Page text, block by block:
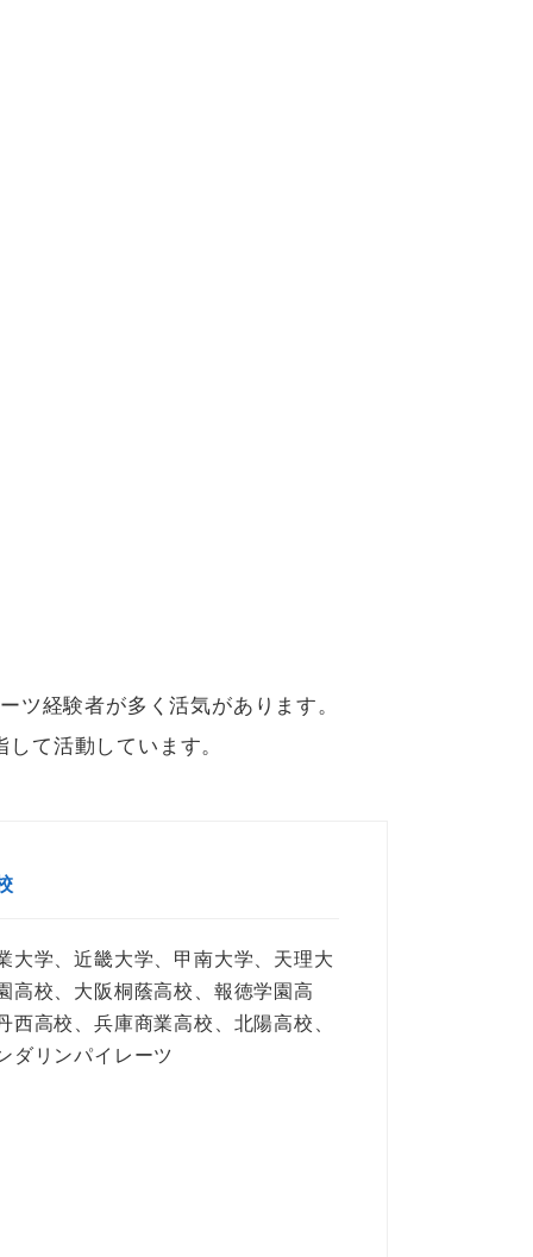
ツ経験者が多く活気があります。
て活動しています。
大学、近畿大学、甲南大学、天理大
高校、大阪桐蔭高校、報徳学園高
西高校、兵庫商業高校、北陽高校、
ダリンパイレーツ